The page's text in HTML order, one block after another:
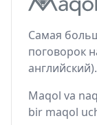
Самая
поговорок
английский).
Maqol va
bir maqol